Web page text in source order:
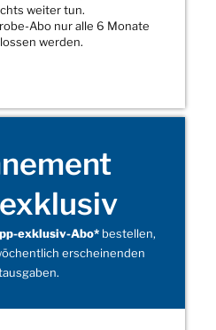
weiter tun.
Abo nur alle 6 Monate
werden.
exklusiv-Abo*bestellen,
erscheinenden